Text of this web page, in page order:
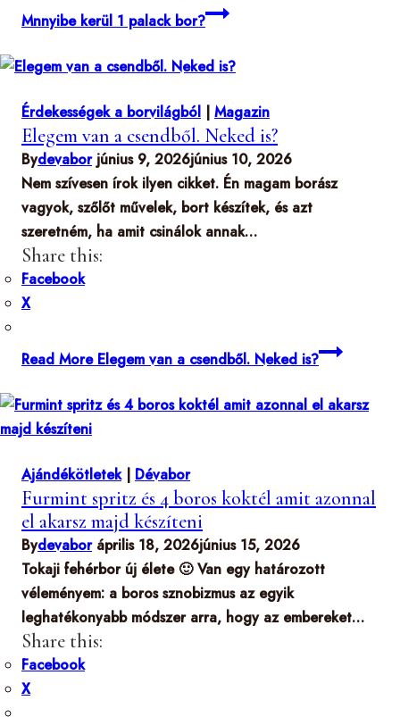
Mnnyibe kerül 1 palack bor?
Érdekességek a borvilágból | Magazin
Elegem van a csendből. Neked is?
Bydevabor június 9, 2026június 10, 2026
Nem szívesen írok ilyen cikket. Én magam borász
vagyok, szőlőt művelek, bort készítek, és azt
szeretném, ha amit csinálok annak…
Share this:
Facebook
X
Read MoreElegem van a csendből. Neked is?
Ajándékötletek| Dévabor
Furmint spritz és 4 boros koktél amit azonnal
el akarsz majd készíteni
Bydevabor április 18, 2026június 15, 2026
Tokaji fehérbor új élete 🙂 Van egy határozott
véleményem: a boros sznobizmus az egyik
leghatékonyabb módszer arra, hogy az embereket…
Share this:
Facebook
X